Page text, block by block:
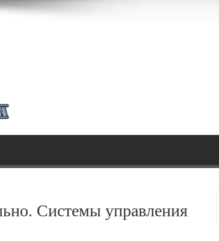
Системы управления